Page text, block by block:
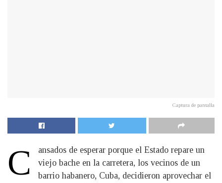
Captura de pantalla
C
ansados de esperar porque el Estado repare un
viejo bache en la carretera, los vecinos de un
barrio habanero, Cuba, decidieron aprovechar el